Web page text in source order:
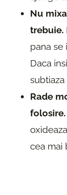
Nu
trebuie.
pana se
Daca
subtiaza
Rade
folosire.
cea mai